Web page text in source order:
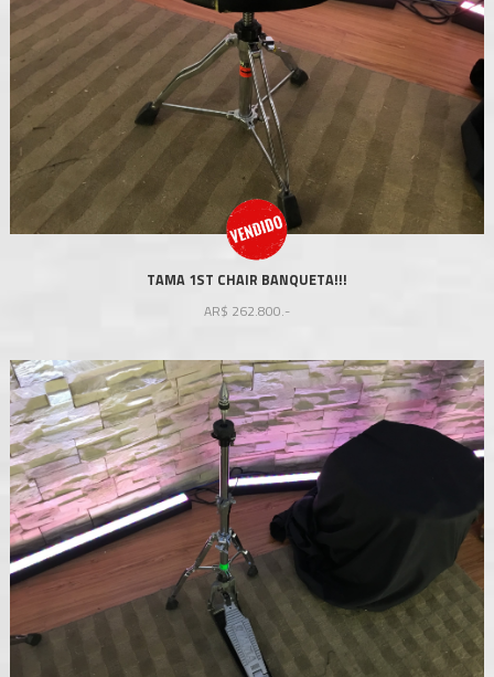
TAMA 1ST CHAIR BANQUETA!!!
AR$ 262.800.-